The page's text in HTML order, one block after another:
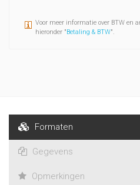
Voor meer informatie over BTW en
hieronder "Betaling & BTW".
Formaten
Gegevens
Opmerkingen